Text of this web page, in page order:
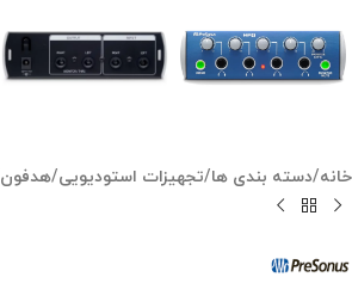
خانه/دسته بندی ها/تجهیزات استودیویی/هدفون